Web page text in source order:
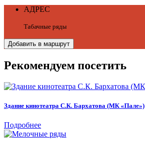
АДРЕС
Табачные ряды
Добавить в маршрут
Рекомендуем посетить
Здание кинотеатра С.К. Бархатова (МК «Пале»)
Подробнее